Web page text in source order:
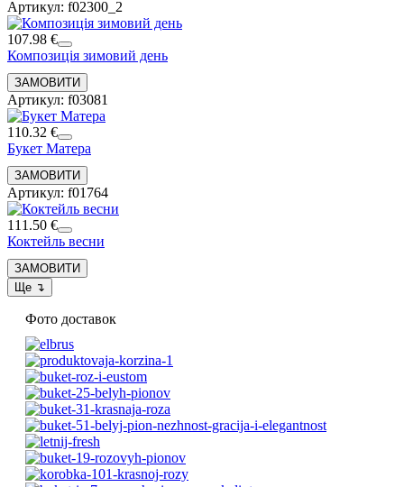
Артикул: f02300_2
107.98 €
Композиція зимовий день
Артикул: f03081
110.32 €
Букет Матера
Артикул: f01764
111.50 €
Коктейль весни
Фото доставок